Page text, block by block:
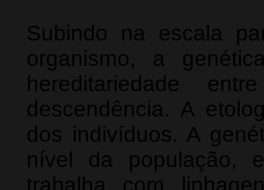
Subindo na escala
organismo, a
hereditariedade
descendência. A
dos indivíduos. A
nível da população,
trabalha com